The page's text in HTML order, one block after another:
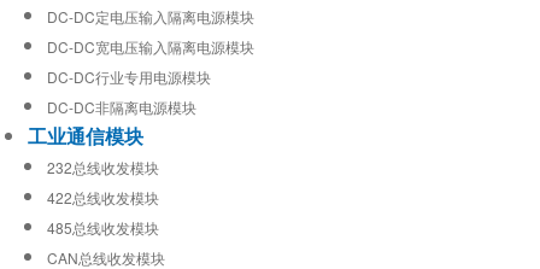
DC-DC定电压输入隔离电源模块
DC-DC宽电压输入隔离电源模块
DC-DC行业专用电源模块
DC-DC非隔离电源模块
工业通信模块
232总线收发模块
422总线收发模块
485总线收发模块
CAN总线收发模块